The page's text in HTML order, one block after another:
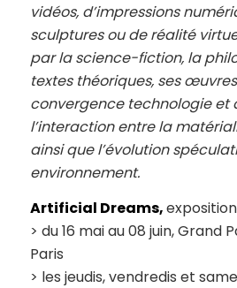
vidéos, d’impressions
sculptures ou de réalité
par la science-fiction, la
textes théoriques, ses
convergence technologie et
l’interaction entre la
ainsi que l’évolution
environnement.
Artificial Dreams,
> du 16 mai au 08 juin, Grand
Paris
> les jeudis, vendredis et